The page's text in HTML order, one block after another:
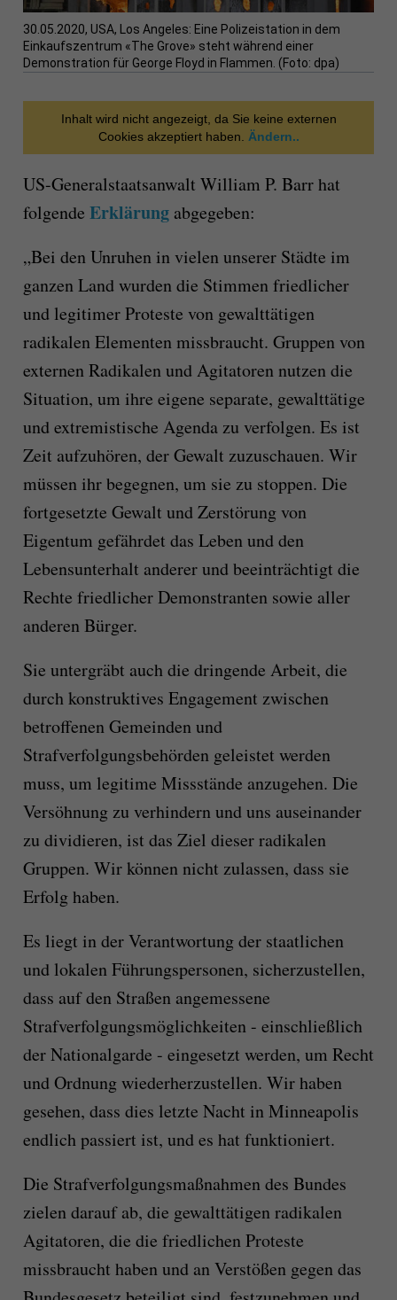
30.05.2020, USA, Los Angeles: Eine Polizeistation in dem
Einkaufszentrum «The Grove» steht während einer
Demonstration für George Floyd in Flammen. (Foto: dpa)
Inhalt wird nicht angezeigt, da Sie keine externen
Cookies akzeptiert haben.
Ändern..
US-Generalstaatsanwalt William P. Barr hat
folgende Erklärungabgegeben:
„Bei den Unruhen in vielen unserer Städte im
ganzen Land wurden die Stimmen friedlicher
und legitimer Proteste von gewalttätigen
radikalen Elementen missbraucht. Gruppen von
externen Radikalen und Agitatoren nutzen die
Situation, um ihre eigene separate, gewalttätige
und extremistische Agenda zu verfolgen. Es ist
Zeit aufzuhören, der Gewalt zuzuschauen. Wir
müssen ihr begegnen, um sie zu stoppen. Die
fortgesetzte Gewalt und Zerstörung von
Eigentum gefährdet das Leben und den
Lebensunterhalt anderer und beeinträchtigt die
Rechte friedlicher Demonstranten sowie aller
anderen Bürger.
Sie untergräbt auch die dringende Arbeit, die
durch konstruktives Engagement zwischen
betroffenen Gemeinden und
Strafverfolgungsbehörden geleistet werden
muss, um legitime Missstände anzugehen. Die
Versöhnung zu verhindern und uns auseinander
zu dividieren, ist das Ziel dieser radikalen
Gruppen. Wir können nicht zulassen, dass sie
Erfolg haben.
Es liegt in der Verantwortung der staatlichen
und lokalen Führungspersonen, sicherzustellen,
dass auf den Straßen angemessene
Strafverfolgungsmöglichkeiten - einschließlich
der Nationalgarde - eingesetzt werden, um Recht
und Ordnung wiederherzustellen. Wir haben
gesehen, dass dies letzte Nacht in Minneapolis
endlich passiert ist, und es hat funktioniert.
Die Strafverfolgungsmaßnahmen des Bundes
zielen darauf ab, die gewalttätigen radikalen
Agitatoren, die die friedlichen Proteste
missbraucht haben und an Verstößen gegen das